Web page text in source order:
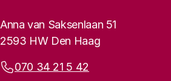
Contactinformatie
Anna van Saksenlaan 51
2593 HW Den Haag
Telefoonnummer:
070 34 21 5 42